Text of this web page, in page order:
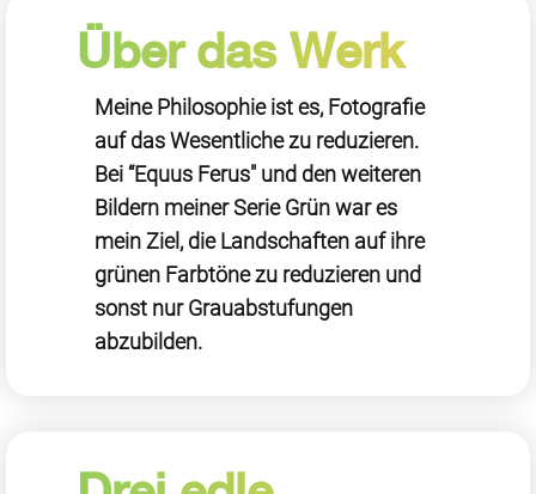
Über das Werk
Meine Philosophie ist es, Fotografie
auf das Wesentliche zu reduzieren.
Bei “Equus Ferus" und den weiteren
Bildern meiner Serie Grün war es
mein Ziel, die Landschaften auf ihre
grünen Farbtöne zu reduzieren und
sonst nur Grauabstufungen
abzubilden.